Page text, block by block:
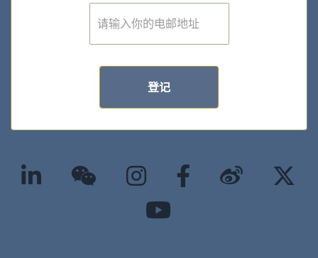
E
m
登记